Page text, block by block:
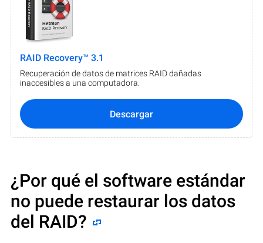
RAID Recovery™ 3.1
Recuperación de datos de matrices RAID dañadas
inaccesibles a una computadora.
Descargar
¿Por qué el software estándar
no puede restaurar los datos
del RAID?